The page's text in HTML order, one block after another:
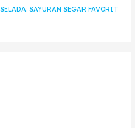
SAYURAN SEGAR FAVORIT